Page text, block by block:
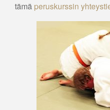
tämä peruskurssin